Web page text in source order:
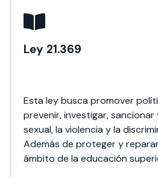
Ley 21.369
Esta ley busca promover
prevenir, investigar,
sexual, la violencia y la
Además de proteger y
ámbito de la educación